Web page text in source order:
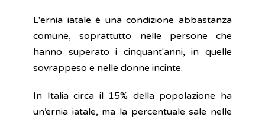
L'ernia iatale è una condizione abbastanza
comune, soprattutto nelle persone che
hanno superato i cinquant'anni, in quelle
sovrappeso e nelle donne incinte.
In Italia circa il 15% della popolazione ha
un’ernia iatale, ma la percentuale sale nelle